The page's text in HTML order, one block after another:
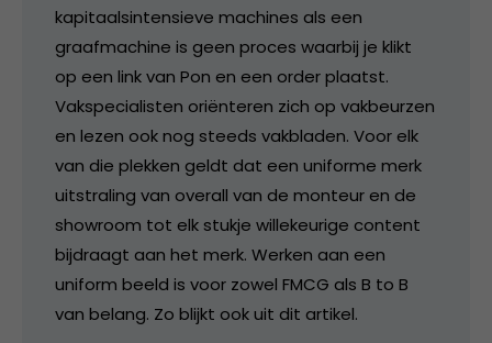
kapitaalsintensieve machines als een
graafmachine is geen proces waarbij je klikt
op een link van Pon en een order plaatst.
Vakspecialisten oriënteren zich op vakbeurzen
en lezen ook nog steeds vakbladen. Voor elk
van die plekken geldt dat een uniforme merk
uitstraling van overall van de monteur en de
showroom tot elk stukje willekeurige content
bijdraagt aan het merk. Werken aan een
uniform beeld is voor zowel FMCG als B to B
van belang. Zo blijkt ook uit dit artikel.